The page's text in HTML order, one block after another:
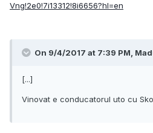
Vng!2e0!7i13312!8i6656?hl=en
On 9/4/2017 at 7:39 PM,
[...]
Vinovat e conducatorul uto cu